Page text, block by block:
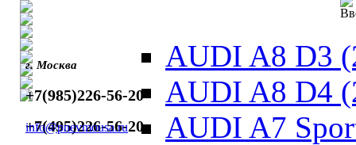
г. Москва
+7(985)226-56-20
+7(495)226-56-20
info@pnevmousa.ru
AUDI A8 D3
AUDI A8 D4
AUDI A7